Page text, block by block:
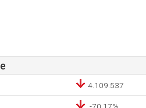
4.109.537